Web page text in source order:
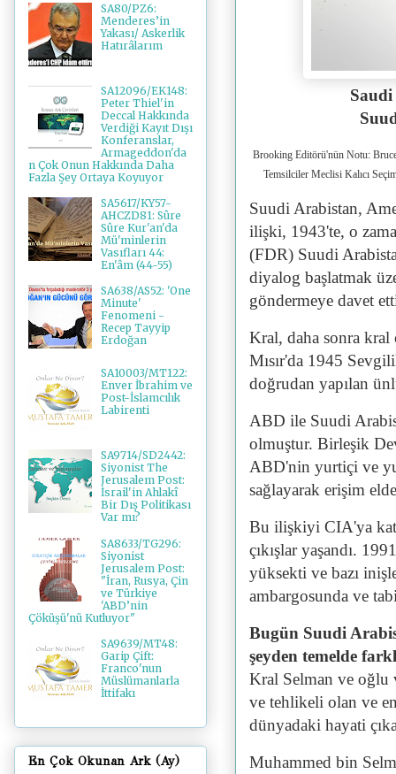
Brooking Editörü'nün Notu:
Temsilciler Meclisi Kalıcı
Suudi Arabistan,
ilişki, 1943'te, o
(FDR) Suudi
diyalog başlatmak
göndermeye davet
Kral, daha sonra kral
Mısır'da 1945
doğrudan yapılan
ABD ile Suudi
olmuştur. Birleşik
ABD'nin yurtiçi ve
sağlayarak erişim
Bu ilişkiyi CIA'ya
çıkışlar yaşandı.
yüksekti ve bazı
ambargosunda ve
Bugün Suudi
şeyden temelde
Kral Selman ve oğlu
ve tehlikeli olan ve
dünyadaki hayati
Muhammed bin
SA80/PZ6:
Menderes’in
Yakası/ Askerlik
Hatırâlarım
SA12096/EK148:
Peter Thiel'in
Deccal Hakkında
Verdiği Kayıt Dışı
Konferanslar,
Armageddon'da
n Çok Onun Hakkında Daha
Fazla Şey Ortaya Koyuyor
SA5617/KY57-
AHCZD81: Sûre
Sûre Kur'an'da
Mü'minlerin
Vasıfları 44:
En'âm (44-55)
SA638/AS52: 'One
Minute'
Fenomeni -
Recep Tayyip
Erdoğan
SA10003/MT122:
Enver İbrahim ve
Post-İslamcılık
Labirenti
SA9714/SD2442:
Siyonist The
Jerusalem Post:
İsrail'in Ahlakî
Bir Dış Politikası
Var mı?
SA8633/TG296:
Siyonist
Jerusalem Post:
"İran, Rusya, Çin
ve Türkiye
'ABD’nin
Çöküşü'nü Kutluyor"
SA9639/MT48:
Garip Çift:
Franco'nun
Müslümanlarla
İttifakı
En Çok Okunan Ark (Ay)